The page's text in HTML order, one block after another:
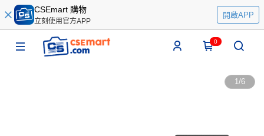
CSEmart 購物
立刻使用官方APP
開啟APP
0
1/6